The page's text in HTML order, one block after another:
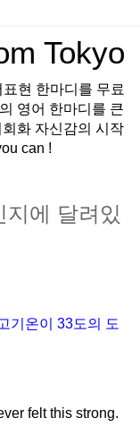
Tokyo
현 한마디를 무료
영어 한마디를 큰
화 자신감의 시작
can !
에 달려있
기온이 33도의 도
felt this strong.